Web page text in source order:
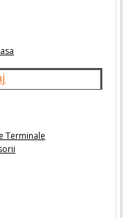
Terminale